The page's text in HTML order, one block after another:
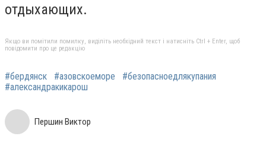
отдыхающих.
Якщо ви помітили помилку, виділіть необхідний текст і натисніть Ctrl + Enter, щоб
повідомити про це редакцію
#бердянск #азовскоеморе
#безопасноедлякупания
#александракикарош
Першин Виктор